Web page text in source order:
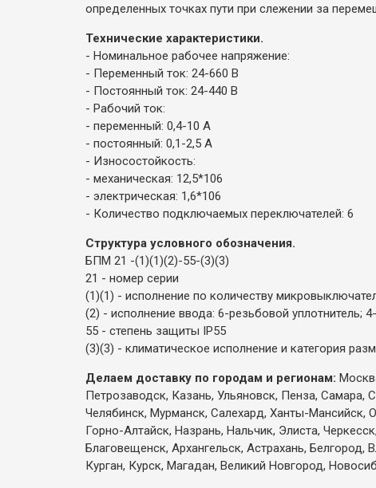
определенных точках пути при слежении за
Технические характеристики.
- Номинальное рабочее напряжение:
- Переменный ток: 24-660 В
- Постоянный ток: 24-440 В
- Рабочий ток:
- переменный: 0,4-10 А
- постоянный: 0,1-2,5 А
- Износостойкость:
- механическая: 12,5*106
- электрическая: 1,6*106
- Количество подключаемых переключателей: 6
Структура условного обозначения.
БПМ 21 -(1)(1)(2)-55-(3)(3)
21 - номер серии
(1)(1) - исполнение по количеству
(2) - исполнение ввода: 6-резьбовой уплотнитель;
55 - степень защиты IP55
(3)(3) - климатическое исполнение и категория
Делаем доставку по городам и регионам:
Петрозаводск, Казань, Ульяновск, Пенза, Самара,
Челябинск, Мурманск, Салехард, Ханты-Мансийск,
Горно-Алтайск, Назрань, Нальчик, Элиста,
Благовещенск, Архангельск, Астрахань,
Курган, Курск, Магадан, Великий Новгород,